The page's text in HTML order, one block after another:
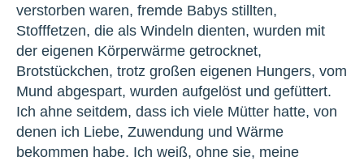
verstorben waren, fremde Babys stillten,
Stofffetzen, die als Windeln dienten, wurden mit
der eigenen Körperwärme getrocknet,
Brotstückchen, trotz großen eigenen Hungers, vom
Mund abgespart, wurden aufgelöst und gefüttert.
Ich ahne seitdem, dass ich viele Mütter hatte, von
denen ich Liebe, Zuwendung und Wärme
bekommen habe. Ich weiß, ohne sie, meine